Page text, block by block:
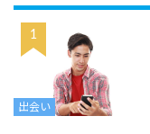
出会い